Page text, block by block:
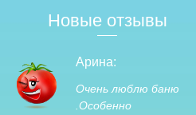
Новые отзывы
Арина:
Очень люблю баню
.Особенно